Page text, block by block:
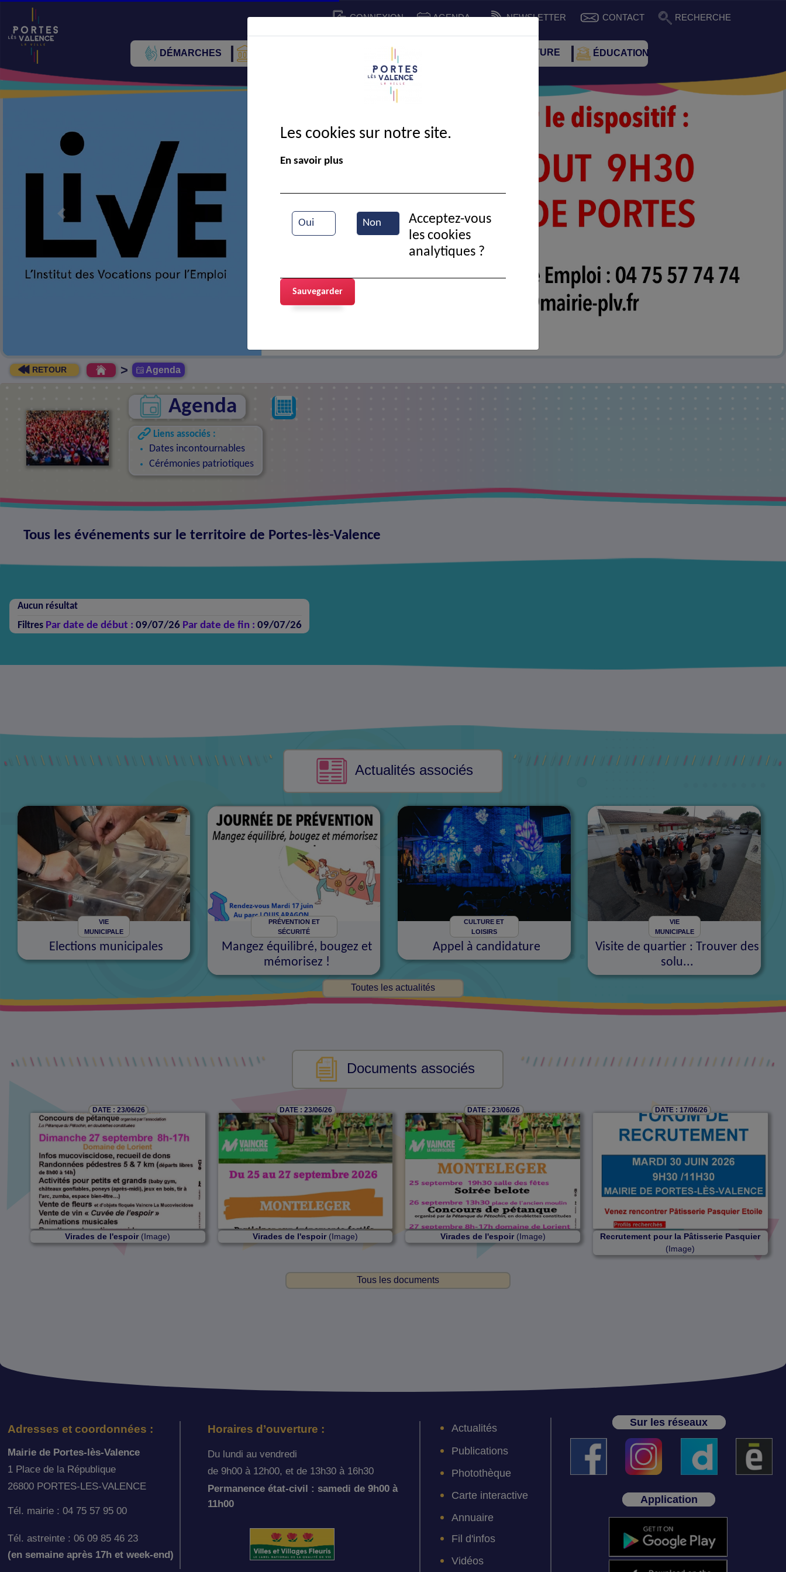
CONNEXION AGENDA NEWSLETTER CONTACT RECHERCHE
DÉMARCHES SPORT ET CULTURE ÉDUCATION
Précédent
RETOUR > Agenda
Agenda
Liens associés :
Dates incontournables
Cérémonies patriotiques
Tous les événements sur le territoire de Portes-lès-Valence
Aucun résultat
Filtres Par date de début : 09/07/26 Par date de fin : 09/07/26
Actualités associés
VIE
MUNICIPALE
Elections municipales
PRÉVENTION ET
SÉCURITÉ
Mangez équilibré, bougez et
mémorisez !
CULTURE ET
LOISIRS
Appel à candidature
VIE
MUNICIPALE
Visite de quartier : Trouver des
solu...
Toutes les actualités
Documents associés
DATE : 23/06/26
Virades de l'espoir(Image)
DATE : 23/06/26
Virades de l'espoir(Image)
DATE : 23/06/26
Virades de l'espoir(Image)
DATE : 17/06/26
Recrutement pour la Pâtisserie Pasquier
(Image)
Tous les documents
Adresses et coordonnées :
Mairie de Portes-lès-Valence
1 Place de la République
26800 PORTES-LES-VALENCE
Tél. mairie : 04 75 57 95 00
Tél. astreinte : 06 09 85 46 23
(en semaine après 17h et week-end)
Horaires d’ouverture :
Du lundi au vendredi
de 9h00 à 12h00, et de 13h30 à 16h30
Permanence état-civil : samedi de 9h00 à
11h00
Actualités
Publications
Photothèque
Carte interactive
Annuaire
Fil d'infos
Vidéos
Sur les réseaux
Application
Les cookies sur notre site.
En savoir plus
Oui Non
Acceptez-vous
les cookies
analytiques ?
Sauvegarder